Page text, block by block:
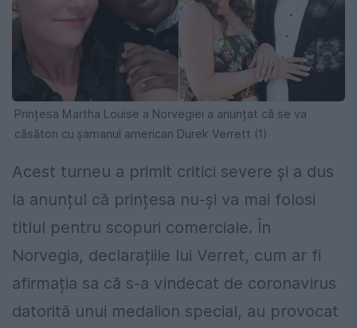
Prințesa Martha Louise a Norvegiei a anunțat că se va
căsători cu șamanul american Durek Verrett (1)
Acest turneu a primit critici severe și a dus
la anunțul că prințesa nu-și va mai folosi
titlul pentru scopuri comerciale. În
Norvegia, declarațiile lui Verret, cum ar fi
afirmația sa că s-a vindecat de coronavirus
datorită unui medalion special, au provocat